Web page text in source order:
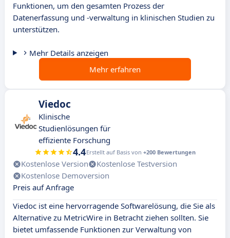
Funktionen, um den gesamten Prozess der
Datenerfassung und -verwaltung in klinischen Studien zu
unterstützen.
Mehr Details anzeigen
Mehr erfahren
Viedoc
Klinische
Studienlösungen für
effiziente Forschung
4.4Erstellt auf Basis von +200 Bewertungen
Kostenlose Version
Kostenlose Testversion
Kostenlose Demoversion
Preis auf Anfrage
Viedoc ist eine hervorragende Softwarelösung, die Sie als
Alternative zu MetricWire in Betracht ziehen sollten. Sie
bietet umfassende Funktionen zur Verwaltung von